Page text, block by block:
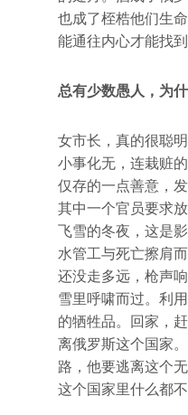
也成了桎梏他们生
能通往内心才能找到
总有少数愚人，为
女市长，真的很聪
小事化无，连栽赃
仅存的一点善意，
其中一个官员要求
飞雪的冬夜，这是
水管工与死亡擦肩
还没走多远，枪声
雪里呼啸而过。利
的牺牲品。回家，
离俄罗斯这个国家
路，他要逃离这个
这个国家里什么都不